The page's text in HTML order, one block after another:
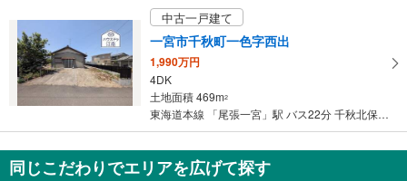
す
る
中古一戸建て
一宮市千秋町一色字西出
1,990万円
4DK
土地面積 469m2
東海道本線 「尾張一宮」駅 バス22分 千秋北保育園 バス停下車 徒歩3分
同じこだわりでエリアを広げて探す